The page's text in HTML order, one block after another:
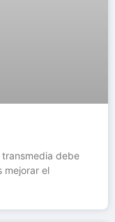
transmedia debe
mejorar el